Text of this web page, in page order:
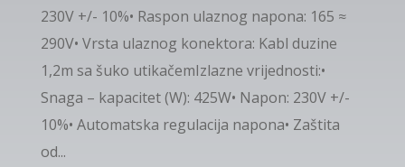
230V +/- 10%• Raspon ulaznog napona: 165 ≈
290V• Vrsta ulaznog konektora: Kabl duzine
1,2m sa šuko utikačemIzlazne vrijednosti:•
Snaga – kapacitet (W): 425W• Napon: 230V +/-
10%• Automatska regulacija napona• Zaštita
od...